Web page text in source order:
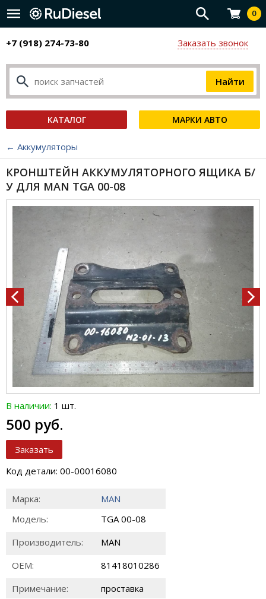
0
+7 (918) 274-73-80 Заказать звонок
КАТАЛОГ МАРКИ АВТО
← Аккумуляторы
КРОНШТЕЙН АККУМУЛЯТОРНОГО ЯЩИКА Б/
У ДЛЯ MAN TGA 00-08
В наличии: 1 шт.
500 руб.
Заказать
Код детали: 00-00016080
Марка:
MAN
Модель:
TGA 00-08
Производитель:
MAN
ОЕМ:
81418010286
Примечание:
проставка